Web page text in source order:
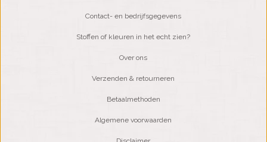
Contact- en bedrijfsgegevens
Stoffen of kleuren in het echt zien?
Over ons
Verzenden & retourneren
Betaalmethoden
Algemene voorwaarden